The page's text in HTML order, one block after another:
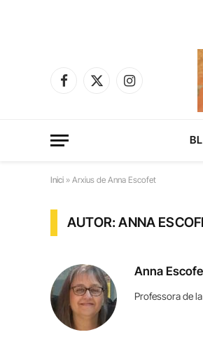
Facebook
X
Instagram
Inici » Arxius de Anna Escofet
AUTOR: ANNA
Anna
Professora de